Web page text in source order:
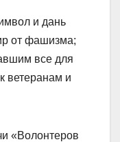
и дань
от фашизма;
все для
ветеранам и
«Волонтеров